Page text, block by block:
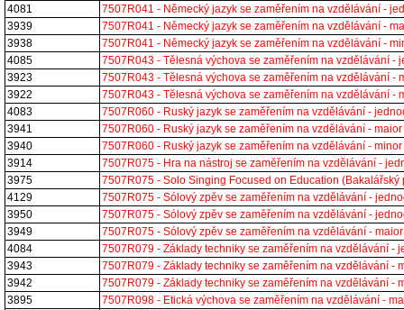
4081
7507R041 - Německý jazyk se zaměřením na vzdělávání -
3939
7507R041 - Německý jazyk se zaměřením na vzdělávání -
3938
7507R041 - Německý jazyk se zaměřením na vzdělávání -
4085
7507R043 - Tělesná výchova se zaměřením na vzdělávání
3923
7507R043 - Tělesná výchova se zaměřením na vzdělávání -
3922
7507R043 - Tělesná výchova se zaměřením na vzdělávání -
4083
7507R060 - Ruský jazyk se zaměřením na vzdělávání -
3941
7507R060 - Ruský jazyk se zaměřením na vzdělávání -
3940
7507R060 - Ruský jazyk se zaměřením na vzdělávání -
3914
7507R075 - Hra na nástroj se zaměřením na vzdělávání -
3975
7507R075 - Solo Singing Focused on Education
4129
7507R075 - Sólový zpěv se zaměřením na vzdělávání -
3950
7507R075 - Sólový zpěv se zaměřením na vzdělávání -
3949
7507R075 - Sólový zpěv se zaměřením na vzdělávání -
4084
7507R079 - Základy techniky se zaměřením na vzdělávání
3943
7507R079 - Základy techniky se zaměřením na vzdělávání -
3942
7507R079 - Základy techniky se zaměřením na vzdělávání -
3895
7507R098 - Etická výchova se zaměřením na vzdělávání -